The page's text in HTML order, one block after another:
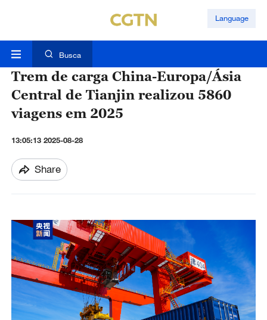
Language
Busca
Trem de carga China-Europa/Ásia
Central de Tianjin realizou 5860
viagens em 2025
13:05:13 2025-08-28
Share